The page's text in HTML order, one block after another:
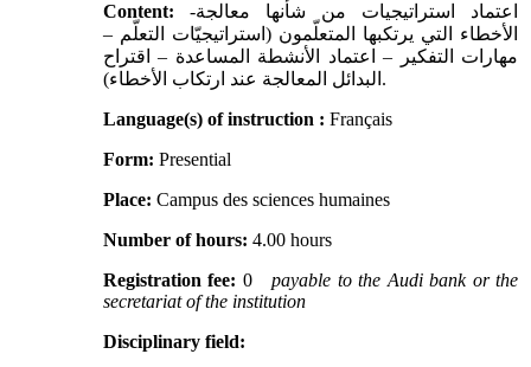
Content: -اعتماد استراتيجيات من شأنها معالجة
الأخطاء التي يرتكبها المتعلّمون (استراتيجيّات التعلّم –
مهارات التفكير – اعتماد الأنشطة المساعدة – اقتراح
البدائل المعالجة عند ارتكاب الأخطاء).
Language(s) of instruction : Français
Form: Presential
Place: Campus des sciences humaines
Number of hours: 4.00 hours
Registration fee: 0payable to the Audi bank or the
secretariat of the institution
Disciplinary field: